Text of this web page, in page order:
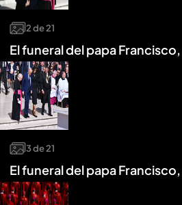
2de21
El funeral del papa
3de21
El funeral del papa